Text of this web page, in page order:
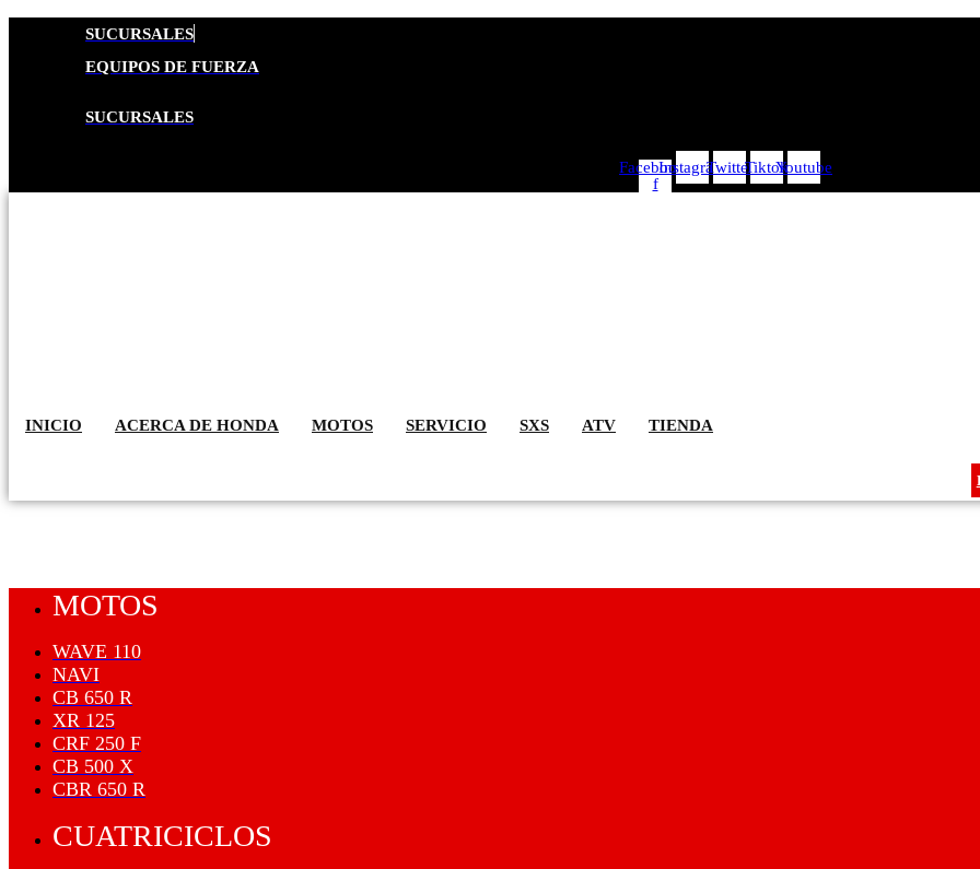
SUCURSALES
EQUIPOS DE FUERZA
SUCURSALES
Facebook-
f
InstagramTwitterTiktokYoutube
INICIO ACERCA DE HONDA MOTOS SERVICIO SXS ATV TIENDA
MOTOS
WAVE 110
NAVI
CB 650 R
XR 125
CRF 250 F
CB 500 X
CBR 650 R
CUATRICICLOS